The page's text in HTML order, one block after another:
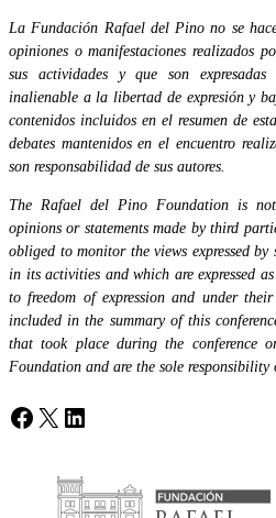
La Fundación Rafael del Pino no se
opiniones o manifestaciones realizados
sus actividades y que son
inalienable a la libertad de expresión y
contenidos incluidos en el resumen de
debates mantenidos en el encuentro
son responsabilidad de sus autores.
The Rafael del Pino Foundation is not
opinions or statements made by third
obliged to monitor the views expressed
in its activities and which are expressed
to freedom of expression and under
included in the summary of this
that took place during the conference
Foundation and are the sole responsibility
Facebook
X LinkedIn